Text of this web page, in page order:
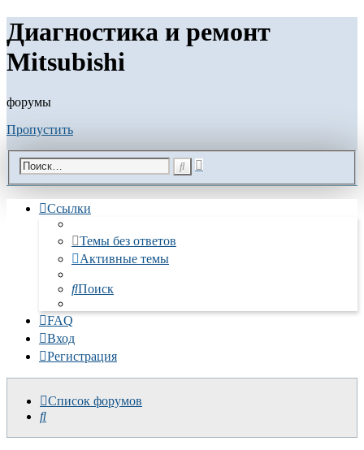
Диагностика и ремонт
Mitsubishi
форумы
Пропустить
Расширенный
Ссылки
Темы без ответов
Активные темы
Поиск
FAQ
Вход
Регистрация
Список форумов
Поиск